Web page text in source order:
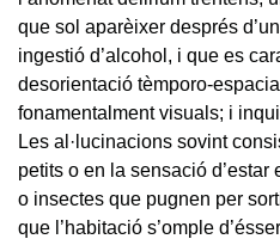
que sol aparèixer després
ingestió d’alcohol, i que es
desorientació tèmporo-
fonamentalment visuals; i
Les al·lucinacions sovint
petits o en la sensació
o insectes que pugnen per
que l’habitació s’omple